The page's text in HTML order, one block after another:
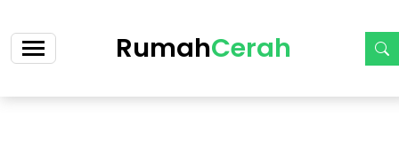
RumahCerah
ruko-strategis-botania-garden-cicilan-6-jt-an